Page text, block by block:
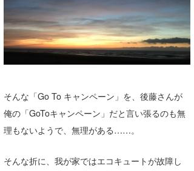
そんな「Go To キャンペーン」を、後藤さんが
俺の「GoToキャンペーン」だと言い張るのも無
理もないようで、無理がある……。
そんな折に、我が家ではエコキュートが故障し
DELTA FORCE SURF
CBA Films
熊谷素子
進士剛光
田原啓江
植村未来
大野”MAR”修聖
喜納海人
Aichan
chan-U
ECE
H
KID
KOBU